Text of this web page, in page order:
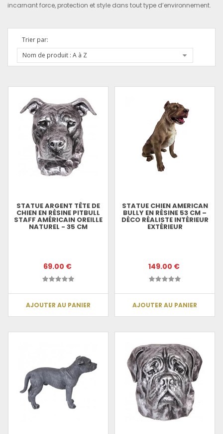
incarnant force, protection et style dans tout type d’environnement.
Trier par:
Nom de produit : A à Z
STATUE ARGENT TÊTE DE
CHIEN EN RÉSINE PITBULL
STAFF AMÉRICAIN OREILLE
NATUREL - 35 CM
69.00 €
AJOUTER AU PANIER
STATUE CHIEN AMERICAN
BULLY EN RÉSINE 53 CM –
DÉCO RÉALISTE INTÉRIEUR
EXTÉRIEUR
149.00 €
AJOUTER AU PANIER